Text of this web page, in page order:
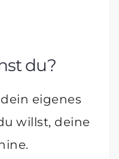
du?
eigenes
willst, deine